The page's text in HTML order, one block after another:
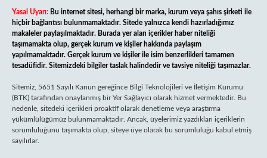
Yasal Uyarı: Bu internet sitesi, herhangi bir marka, kurum veya şahıs şirketi ile
hiçbir bağlantısı bulunmamaktadır. Sitede yalnızca kendi hazırladığımız
makaleler paylaşılmaktadır. Burada yer alan içerikler haber niteliği
taşımamakta olup, gerçek kurum ve kişiler hakkında paylaşım
yapılmamaktadır. Gerçek kurum ve kişiler ile isim benzerlikleri tamamen
tesadüfidir. Sitemizdeki bilgiler taslak halindedir ve tavsiye niteliği taşımazlar.
Sitemiz, 5651 Sayılı Kanun gereğince Bilgi Teknolojileri ve İletişim Kurumu
(BTK) tarafından onaylanmış bir Yer Sağlayıcı olarak hizmet vermektedir. Bu
nedenle, sitedeki içerikleri proaktif olarak denetleme veya araştırma
yükümlülüğümüz bulunmamaktadır. Ancak, üyelerimiz yazdıkları içeriklerin
sorumluluğunu taşımakta olup, siteye üye olarak bu sorumluluğu kabul etmiş
sayılırlar.